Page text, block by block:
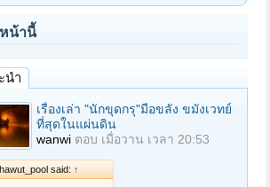
น้านี้
นำ
เรื่องเล่า "นักขุดกรุ"มือขลัง ขมังเวทย์
ที่สุดในแผ่นดิน
wanwi ตอบ เมื่อวาน เวลา 20:53
said: ↑